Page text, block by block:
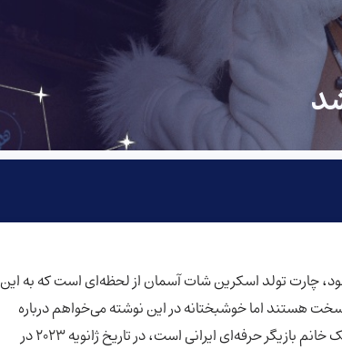
چارت تولد اسکرین شات آسمان از لحظه‌ای است که به این
هستند اما خوشبختانه در این نوشته می‌خواهم درباره
یک چارت تولد فوق العاده صحبت کنم. این چارت فوق العاده مربوط به یک خانم بازیگر حرفه‌ای ایرانی است، در تاریخ ژانویه ۲۰۲۳ در